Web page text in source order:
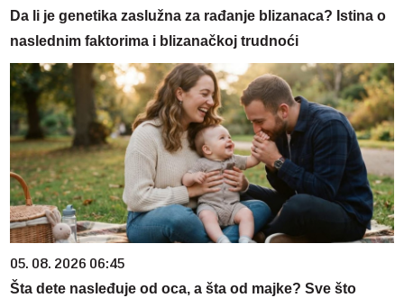
Da li je genetika zaslužna za rađanje blizanaca? Istina o
naslednim faktorima i blizanačkoj trudnoći
05. 08. 2026 06:45
Šta dete nasleđuje od oca, a šta od majke? Sve što